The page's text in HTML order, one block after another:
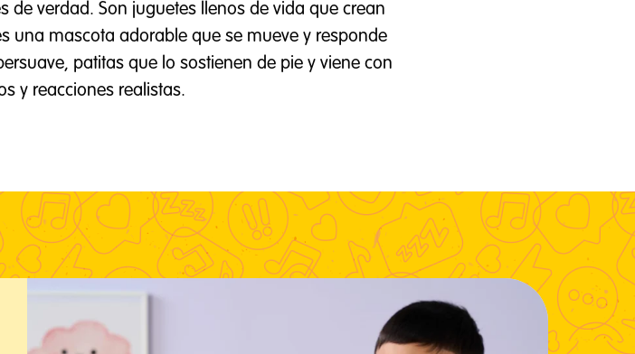
verdad. Son juguetes llenos de vida que crean
una mascota adorable que se mueve y responde
patitas que lo sostienen de pie y viene con
y reacciones realistas.